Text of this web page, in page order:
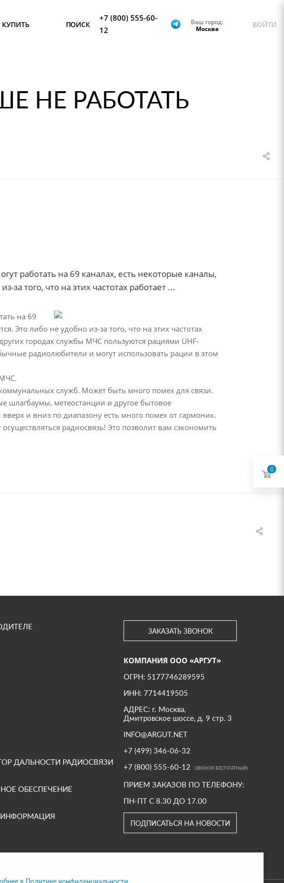
КУПИТЬ ПОИСК
+7 (800) 555-60-
12
Ваш город:
Москва
ВОЙТИ
НЕ РАБОТАТЬ
работать на 69 каналах, есть некоторые каналы,
того, что на этих частотах работает ...
на 69
Это либо не удобно из-за того, что на этих частотах
городах службы МЧС пользуются рациями UHF-
радиолюбители и могут использовать рации в этом
служб. Может быть много помех для связи.
шлагбаумы, метеостанции и другое бытовое
и вниз по диапазону есть много помех от гармоник.
радиосвязь! Это позволит вам сэкономить
ДАЛЬНОСТИ РАДИОСВЯЗИ
ОБЕСПЕЧЕНИЕ
ИНФОРМАЦИЯ
ЗАКАЗАТЬ ЗВОНОК
КОМПАНИЯ ООО «АРГУТ»
ОГРН: 5177746289595
ИНН: 7714419505
АДРЕС: г. Москва,
Дмитровское шоссе, д. 9 стр. 3
INFO@ARGUT.NET
+7 (499) 346-06-32
+7 (800) 555-60-12
(ЗВОНОК БЕСПЛАТНЫЙ)
ПРИЕМ ЗАКАЗОВ ПО ТЕЛЕФОНУ:
ПН-ПТ С 8.30 ДО 17.00
ПОДПИСАТЬСЯ НА НОВОСТИ
0
в Политике конфиденциальности